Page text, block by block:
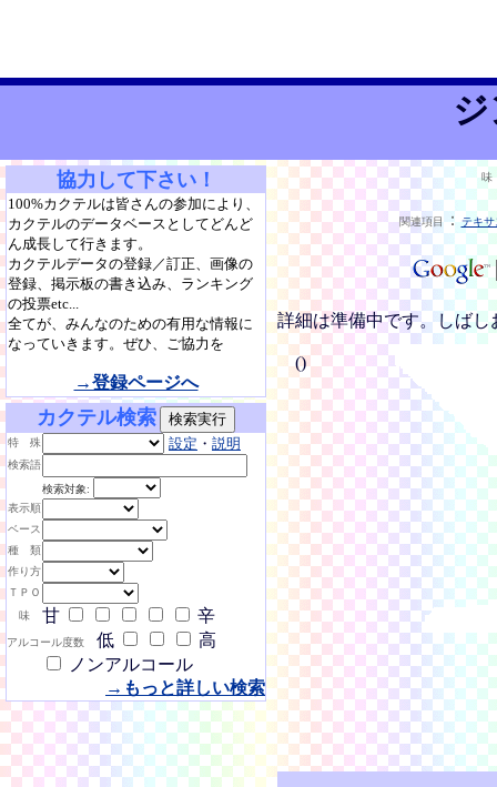
協力して下さい！
100%カクテルは皆さんの参加により、
カクテルのデータベースとしてどんど
ん成長して行きます。
カクテルデータの登録／訂正、画像の
登録、掲示板の書き込み、ランキング
の投票etc...
全てが、みんなのための有用な情報に
なっていきます。ぜひ、ご協力を
→登録ページへ
カクテル検索
特 殊 設定 ・ 説明
検索語
検索対象:
表示順
ベース
種 類
作り方
ＴＰＯ
味
甘 辛
アルコール度数 低
高
ノンアルコール
→もっと詳しい検索
味
関連項目：テキサ
詳細は準備中です。しばし
()